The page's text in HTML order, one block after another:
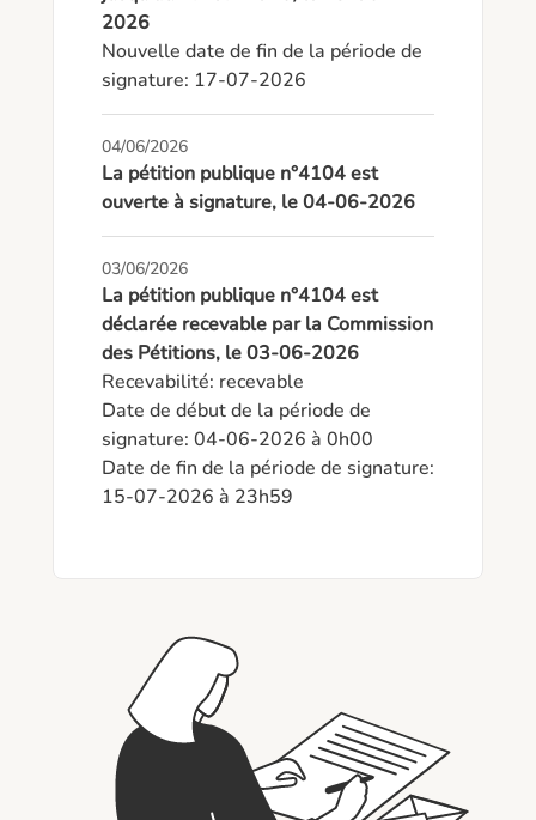
2026
Nouvelle date de fin de la période de
signature: 17-07-2026
04/06/2026
La pétition publique n°4104 est
ouverte à signature, le 04-06-2026
03/06/2026
La pétition publique n°4104 est
déclarée recevable par la Commission
des Pétitions, le 03-06-2026
Recevabilité: recevable
Date de début de la période de
signature: 04-06-2026 à 0h00
Date de fin de la période de signature:
15-07-2026 à 23h59